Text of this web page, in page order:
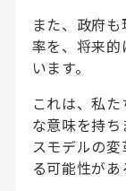
また、政府
率を、将来
います。
これは、私
な意味を持
スモデルの
る可能性があ